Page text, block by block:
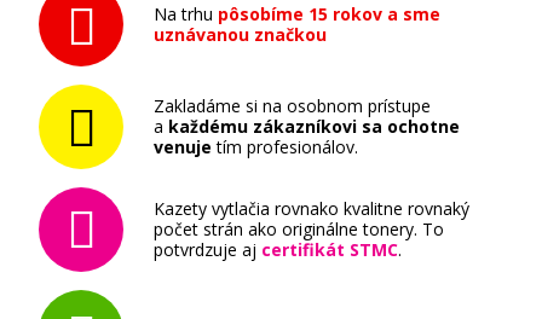
Na trhu pôsobíme 15 rokov a sme
uznávanou značkou
Zakladáme si na osobnom prístupe
a každému zákazníkovi sa ochotne
venuje tím profesionálov.
Kazety vytlačia rovnako kvalitne rovnaký
počet strán ako originálne tonery. To
potvrdzuje aj certifikát STMC.